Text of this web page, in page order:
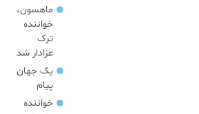
ماهسون،
خواننده
ترک
عزادار شد
یک جهان
پیام
خواننده